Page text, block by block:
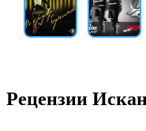
Рецензии